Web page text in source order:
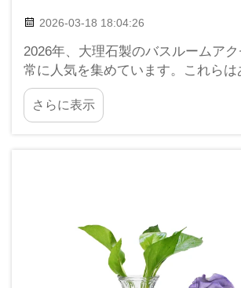
2026-03-18 18:04:26
2026年、大理石製のバスルームア
常に人気を集めています。これらは
ルームに洗練されたスタイルと高級
す。XPICなどの企業は、こうした
広く取り揃えています。大理石は見
さらに表示